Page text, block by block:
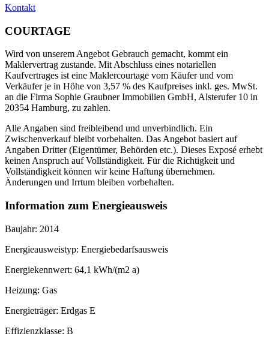
Kontakt
COURTAGE
Wird von unserem Angebot Gebrauch gemacht, kommt ein
Maklervertrag zustande. Mit Abschluss eines notariellen
Kaufvertrages ist eine Maklercourtage vom Käufer und vom
Verkäufer je in Höhe von 3,57 % des Kaufpreises inkl. ges. MwSt.
an die Firma Sophie Graubner Immobilien GmbH, Alsterufer 10 in
20354 Hamburg, zu zahlen.
Alle Angaben sind freibleibend und unverbindlich. Ein
Zwischenverkauf bleibt vorbehalten. Das Angebot basiert auf
Angaben Dritter (Eigentümer, Behörden etc.). Dieses Exposé erhebt
keinen Anspruch auf Vollständigkeit. Für die Richtigkeit und
Vollständigkeit können wir keine Haftung übernehmen.
Änderungen und Irrtum bleiben vorbehalten.
Information zum Energieausweis
Baujahr: 2014
Energieausweistyp: Energiebedarfsausweis
Energiekennwert: 64,1 kWh/(m2 a)
Heizung: Gas
Energieträger: Erdgas E
Effizienzklasse: B